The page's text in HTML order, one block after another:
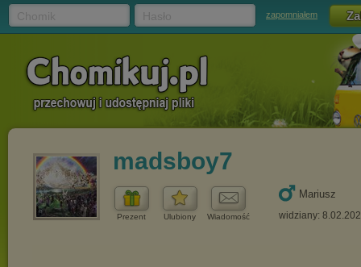
zapomniałem
madsboy7
Prezent Ulubiony Wiadomość
Mariusz
widziany: